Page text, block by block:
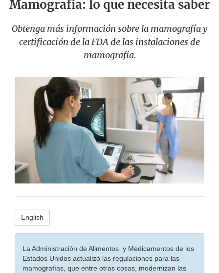
Mamografía: lo que necesita saber
Obtenga más información sobre la mamografía y
certificación de la FDA de las instalaciones de
mamografía.
English
La Administración de Alimentos y Medicamentos de los
Estados Unidos actualizó las regulaciones para las
mamografías, que entre otras cosas, modernizan las